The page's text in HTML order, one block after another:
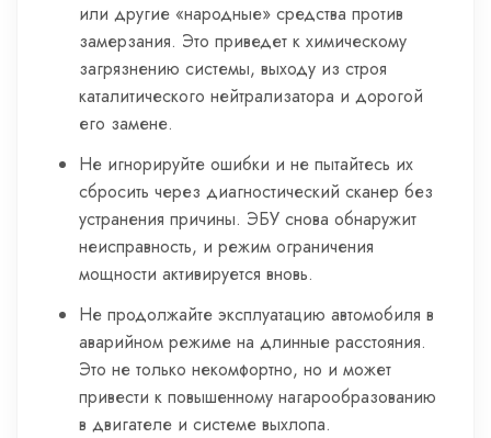
или другие «народные» средства против
замерзания. Это приведет к химическому
загрязнению системы, выходу из строя
каталитического нейтрализатора и дорогой
его замене.
Не игнорируйте ошибки и не пытайтесь их
сбросить через диагностический сканер без
устранения причины. ЭБУ снова обнаружит
неисправность, и режим ограничения
мощности активируется вновь.
Не продолжайте эксплуатацию автомобиля в
аварийном режиме на длинные расстояния.
Это не только некомфортно, но и может
привести к повышенному нагарообразованию
в двигателе и системе выхлопа.